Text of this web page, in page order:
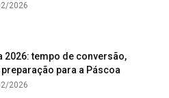
2026
2026: tempo de conversão,
para a Páscoa
2026